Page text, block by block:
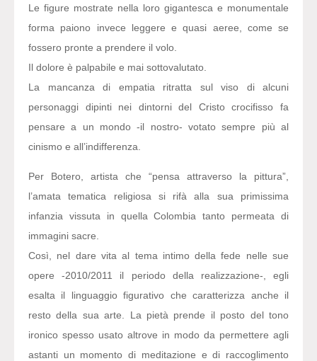
Le figure mostrate nella loro gigantesca e monumentale
forma paiono invece leggere e quasi aeree, come se
fossero pronte a prendere il volo.
Il dolore è palpabile e mai sottovalutato.
La mancanza di empatia ritratta sul viso di alcuni
personaggi dipinti nei dintorni del Cristo crocifisso fa
pensare a un mondo -il nostro- votato sempre più al
cinismo e all’indifferenza.
Per Botero, artista che “pensa attraverso la pittura”,
l’amata tematica religiosa si rifà alla sua primissima
infanzia vissuta in quella Colombia tanto permeata di
immagini sacre.
Così, nel dare vita al tema intimo della fede nelle sue
opere -2010/2011 il periodo della realizzazione-, egli
esalta il linguaggio figurativo che caratterizza anche il
resto della sua arte. La pietà prende il posto del tono
ironico spesso usato altrove in modo da permettere agli
astanti un momento di meditazione e di raccoglimento